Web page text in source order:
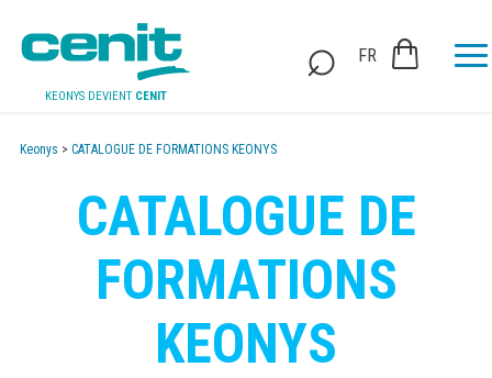
KEONYS DEVIENT CENIT
FR
Keonys > CATALOGUE DE FORMATIONS KEONYS
CATALOGUE DE
FORMATIONS
KEONYS